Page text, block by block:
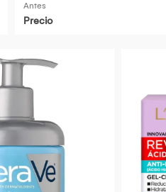
Antes
Precio